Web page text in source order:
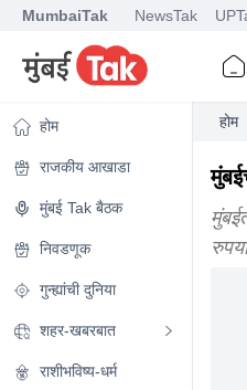
MumbaiTak NewsTak
होम
राजकीय आखाडा
मुंबई Tak बैठक
निवडणूक
गुन्ह्यांची दुनिया
शहर-खबरबात
राशीभविष्य-धर्म
होम